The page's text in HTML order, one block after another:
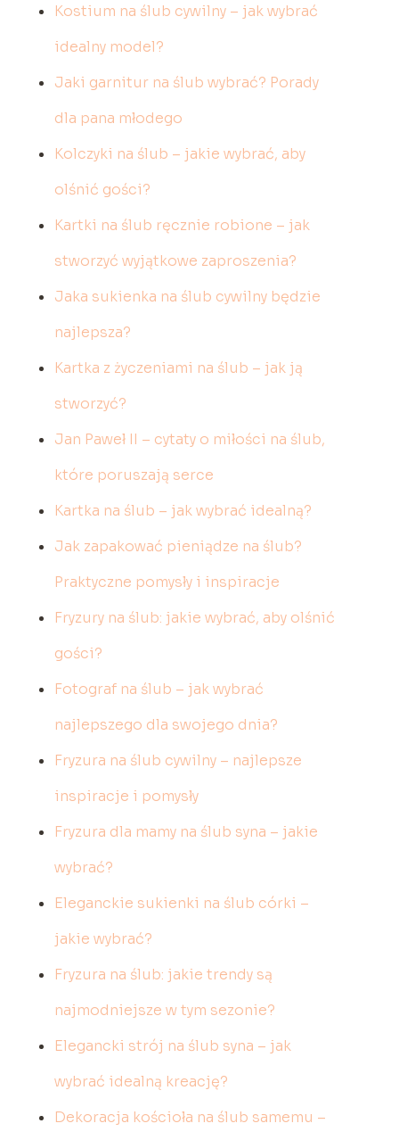
Kostium na ślub cywilny – jak wybrać
idealny model?
Jaki garnitur na ślub wybrać? Porady
dla pana młodego
Kolczyki na ślub – jakie wybrać, aby
olśnić gości?
Kartki na ślub ręcznie robione – jak
stworzyć wyjątkowe zaproszenia?
Jaka sukienka na ślub cywilny będzie
najlepsza?
Kartka z życzeniami na ślub – jak ją
stworzyć?
Jan Paweł II – cytaty o miłości na ślub,
które poruszają serce
Kartka na ślub – jak wybrać idealną?
Jak zapakować pieniądze na ślub?
Praktyczne pomysły i inspiracje
Fryzury na ślub: jakie wybrać, aby olśnić
gości?
Fotograf na ślub – jak wybrać
najlepszego dla swojego dnia?
Fryzura na ślub cywilny – najlepsze
inspiracje i pomysły
Fryzura dla mamy na ślub syna – jakie
wybrać?
Eleganckie sukienki na ślub córki –
jakie wybrać?
Fryzura na ślub: jakie trendy są
najmodniejsze w tym sezonie?
Elegancki strój na ślub syna – jak
wybrać idealną kreację?
Dekoracja kościoła na ślub samemu –